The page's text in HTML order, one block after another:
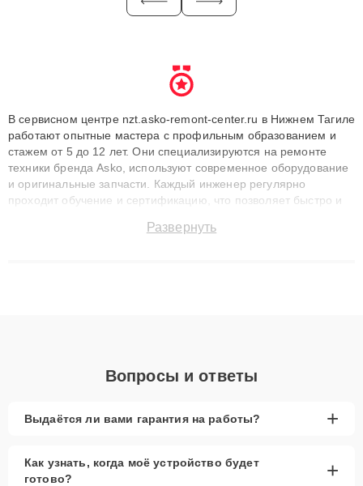
В сервисном центре nzt.asko-remont-center.ru в Нижнем Тагиле
работают опытные мастера с профильным образованием и
стажем от 5 до 12 лет. Они специализируются на ремонте
техники бренда Asko, используют современное оборудование
и оригинальные запчасти. Каждый инженер регулярно
проходит обучение и сертификацию, что позволяет быстро и
сохранением гарантии до 3 лет. Наши мастера решают
Развернуть
Вопросы и ответы
Выдаётся ли вами гарантия на работы? +
Как узнать, когда моё устройство будет
готово?
+